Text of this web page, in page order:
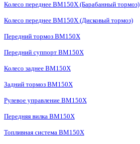
Колесо переднее BM150X (Барабанный тормоз)
Колесо переднее BM150X (Дисковый тормоз)
Передний тормоз BM150X
Передний суппорт BM150X
Колесо заднее BM150X
Задний тормоз BM150X
Рулевое управление BM150X
Передняя вилка BM150X
Топливная система BM150X